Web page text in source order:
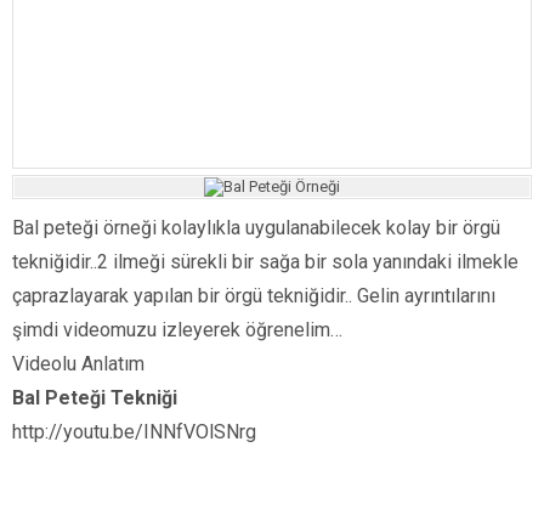
Bal peteği örneği kolaylıkla uygulanabilecek kolay bir örgü
tekniğidir..2 ilmeği sürekli bir sağa bir sola yanındaki ilmekle
çaprazlayarak yapılan bir örgü tekniğidir.. Gelin ayrıntılarını
şimdi videomuzu izleyerek öğrenelim…
Videolu Anlatım
Bal Peteği Tekniği
http://youtu.be/INNfVOlSNrg